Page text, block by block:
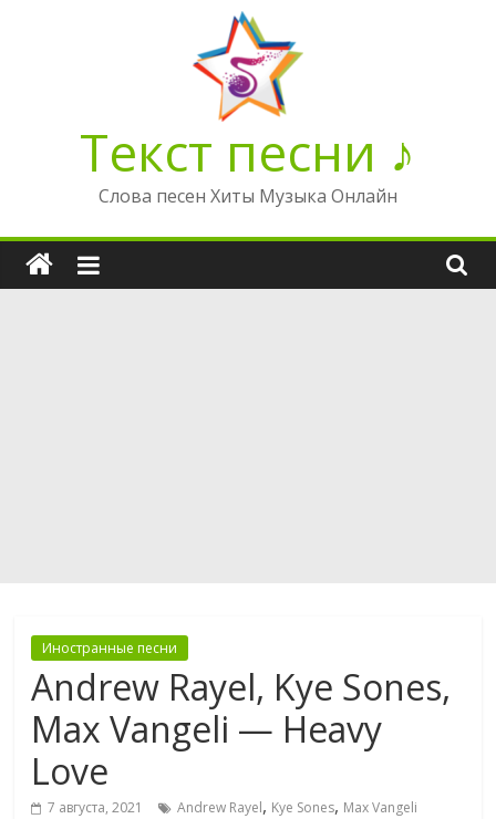
Текст песни ♪
Слова песен Хиты Музыка Онлайн
Иностранные песни
Andrew Rayel, Kye Sones,
Max Vangeli — Heavy
Love
7 августа, 2021 Andrew Rayel, Kye Sones, Max Vangeli